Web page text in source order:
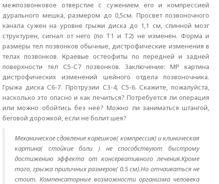
межпозвонковое отверстие с сужением его и компрессией
дурального мешка, размером до 0,5см. Просвет позвоночного
канала сужен на уровне грыжи диска до 1,1 см, спинной мозг
структурен, сигнал от него (по Т1 и Т2) не изменён. Форма и
размеры тел позвонков обычные, дистрофические изменения в
телах позвонков. Краевые остеофиты по передней и задней
поверхности тел С5-С7 позвонков. Заключение: МР картина
дистрофических изменений шейного отдела позвоночника.
Грыжа диска С6-7. Протрузии С3-4, С5-6. Скажите, пожалуйста,
насколько это опасно и как лечиться? Потребуется ли операция
или можно обойтись без неё? Можно ли заниматься штангой,
беговой дорожкой, если не болит шея?
Механическое сдавление корешков( компрессия) и клиническая
картина( стойкие боли ) не способствуют быстрому
достижению эффекта от консервативного лечения.Кроме
того, грыжа приличных размеров( 0.5 см).Но отчаиваться не
стоит. Компенсаторные возможности организма человека